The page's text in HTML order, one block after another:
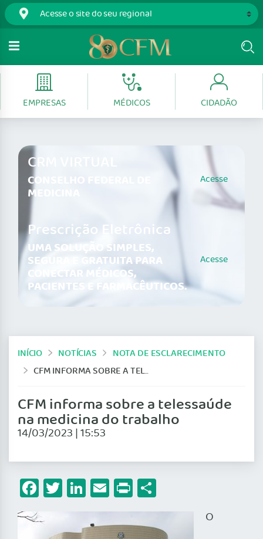
EMPRESAS MÉDICOS CIDADÃO
CRM VIRTUAL
CONSELHO FEDERAL DE
MEDICINA
Acesse
Prescrição Eletrônica
UMA SOLUÇÃO SIMPLES,
SEGURA E GRATUITA PARA
CONECTAR MÉDICOS,
PACIENTES E FARMACÊUTICOS.
Acesse
INÍCIO NOTÍCIAS
NOTA DE ESCLARECIMENTO
CFM INFORMA SOBRE A TELESSAÚDE NA MEDICINA DO TRABALHO
CFM informa sobre a telessaúde
na medicina do trabalho
14/03/2023 | 15:53
Facebook
Twitter
LinkedIn
Email
Print
O